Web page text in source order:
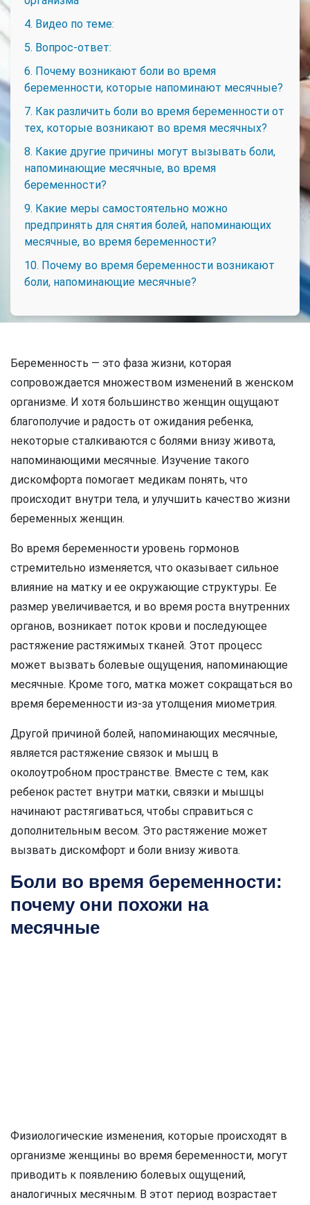
4. Видео по теме:
5. Вопрос-ответ:
6. Почему возникают боли во время
беременности, которые напоминают месячные?
7. Как различить боли во время беременности от
тех, которые возникают во время месячных?
8. Какие другие причины могут вызывать боли,
напоминающие месячные, во время
беременности?
9. Какие меры самостоятельно можно
предпринять для снятия болей, напоминающих
месячные, во время беременности?
10. Почему во время беременности возникают
боли, напоминающие месячные?
Беременность — это фаза жизни, которая
сопровождается множеством изменений в женском
организме. И хотя большинство женщин ощущают
благополучие и радость от ожидания ребенка,
некоторые сталкиваются с болями внизу живота,
напоминающими месячные. Изучение такого
дискомфорта помогает медикам понять, что
происходит внутри тела, и улучшить качество жизни
беременных женщин.
Во время беременности уровень гормонов
стремительно изменяется, что оказывает сильное
влияние на матку и ее окружающие структуры. Ее
размер увеличивается, и во время роста внутренних
органов, возникает поток крови и последующее
растяжение растяжимых тканей. Этот процесс
может вызвать болевые ощущения, напоминающие
месячные. Кроме того, матка может сокращаться во
время беременности из-за утолщения миометрия.
Другой причиной болей, напоминающих месячные,
является растяжение связок и мышц в
околоутробном пространстве. Вместе с тем, как
ребенок растет внутри матки, связки и мышцы
начинают растягиваться, чтобы справиться с
дополнительным весом. Это растяжение может
вызвать дискомфорт и боли внизу живота.
Боли во время беременности:
почему они похожи на
месячные
Физиологические изменения, которые происходят в
организме женщины во время беременности, могут
приводить к появлению болевых ощущений,
аналогичных месячным. В этот период возрастает